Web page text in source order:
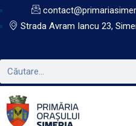
Strada Avram Iancu 23,